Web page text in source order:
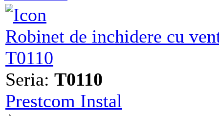
Robinet de inchidere cu
T0110
Seria: T0110
Prestcom Instal